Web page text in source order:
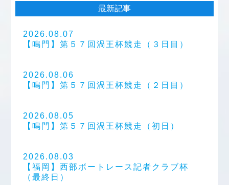
最新記事
2026.08.07
【鳴門】第５７回渦王杯競走（３日目）
2026.08.06
【鳴門】第５７回渦王杯競走（２日目）
2026.08.05
【鳴門】第５７回渦王杯競走（初日）
2026.08.03
【福岡】西部ボートレース記者クラブ杯
（最終日）